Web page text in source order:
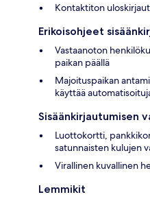
Kontaktiton
Erikoisohjeet
Vastaanoton
paikan päällä
Majoituspaikan
käyttää
Sisäänkirjautumisen
Luottokortti,
satunnaisten kulujen
Virallinen kuvallinen
Lemmikit